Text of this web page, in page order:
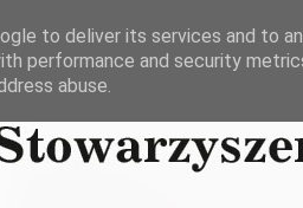
to deliver its services and to
performance and security
abuse.